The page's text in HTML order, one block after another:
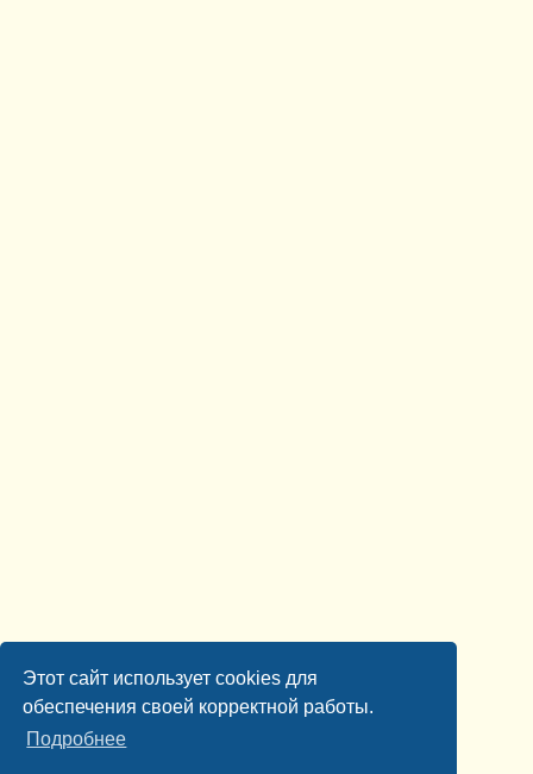
Этот сайт использует cookies для
обеспечения своей корректной работы.
Подробнее